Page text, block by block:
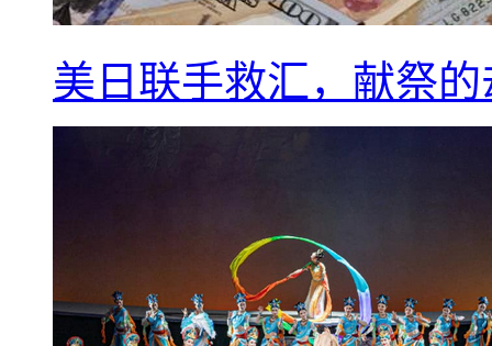
美日联手救汇，献祭